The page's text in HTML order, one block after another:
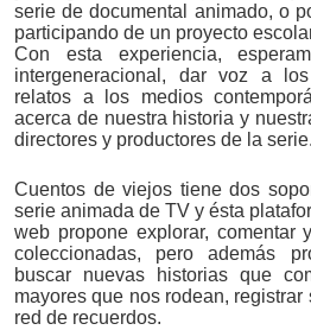
serie de documental animado, o
participando de un proyecto
Con esta experiencia,
intergeneracional, dar voz a
relatos a los medios
acerca de nuestra historia y
directores y productores de la serie.
Cuentos de viejos tiene dos
serie animada de TV y ésta
web propone explorar, comentar
coleccionadas, pero además
buscar nuevas historias que
mayores que nos rodean,
red de recuerdos.